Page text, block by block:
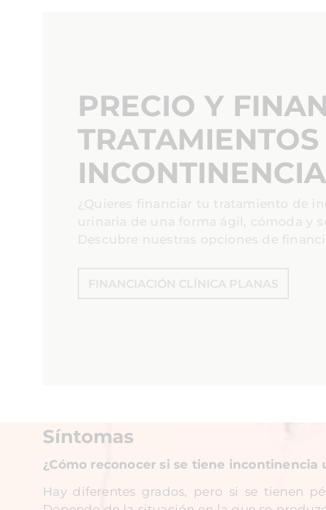
PRECIO Y
TRATAMIENTOS
¿Quieres financiar tu tratamiento de
urinaria de una forma ágil, cómoda y
Descubre nuestras opciones de
FINANCIACIÓN CLÍNICA PLANAS
Síntomas
¿Cómo reconocer si se tiene incontinencia
Hay diferentes grados, pero si se tienen